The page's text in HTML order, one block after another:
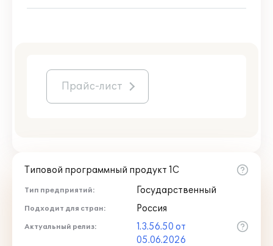
Прайс-лист
Типовой программный продукт 1С
Тип предприятий: Государственный
Подходит для стран: Россия
Актуальный релиз:
1.3.56.50 от
05.06.2026